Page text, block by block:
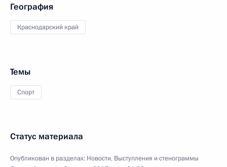
География
Краснодарский край
Темы
Спорт
Статус материала
Опубликован в разделах: Новости, Выступления и стенограммы